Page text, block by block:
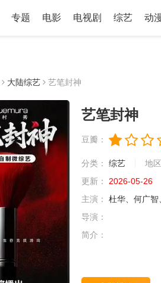
专题 电影 电视剧 综艺 动
大陆综艺 艺笔封神
艺笔封神
豆瓣：
分类： 综艺 地区
更新：
2026-05-26
主演：
杜华、何广
导演：
简介：